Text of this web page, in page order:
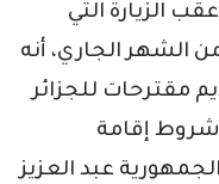
الزيارة التي
إلى الجزائر مابين الـ3 والـ5 من الشهر الجاري، أنه
مقترحات للجزائر
إقامة
عبد العزيز